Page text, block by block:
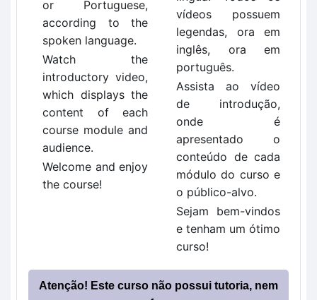
or Portuguese,
according to the
spoken language.
Watch the
introductory video,
which displays the
content of each
course module and
audience.
Welcome and enjoy
the course!
vídeos possuem
legendas, ora em
inglês, ora em
português.
Assista ao vídeo
de introdução,
onde é
apresentado o
conteúdo de cada
módulo do curso e
o público-alvo.
Sejam bem-vindos
e tenham um ótimo
curso!
Atenção! Este curso não possui tutoria, nem